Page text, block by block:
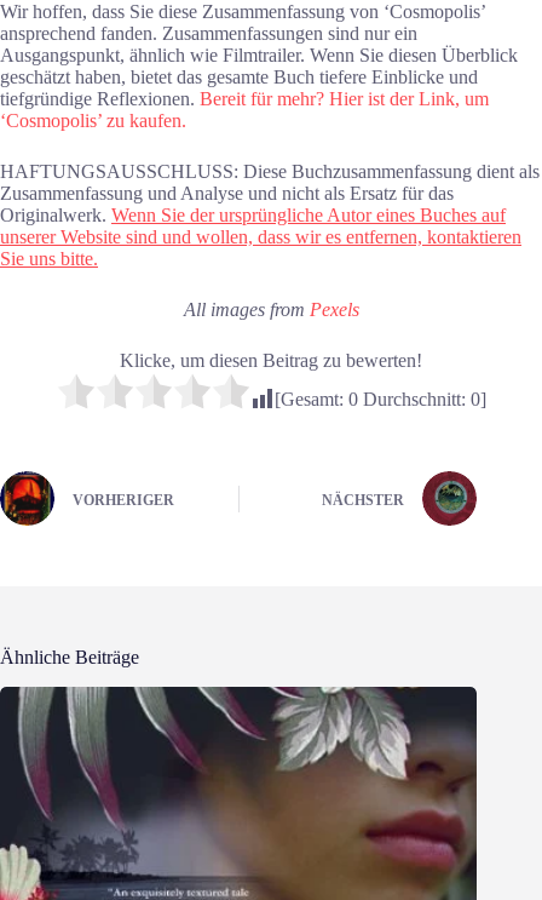
Wir hoffen, dass Sie diese Zusammenfassung von ‘Cosmopolis’
ansprechend fanden. Zusammenfassungen sind nur ein
Ausgangspunkt, ähnlich wie Filmtrailer. Wenn Sie diesen Überblick
geschätzt haben, bietet das gesamte Buch tiefere Einblicke und
tiefgründige Reflexionen. Bereit für mehr? Hier ist der Link, um
‘Cosmopolis’ zu kaufen.
HAFTUNGSAUSSCHLUSS: Diese Buchzusammenfassung dient als
Zusammenfassung und Analyse und nicht als Ersatz für das
Originalwerk. Wenn Sie der ursprüngliche Autor eines Buches auf
unserer Website sind und wollen, dass wir es entfernen, kontaktieren
Sie uns bitte.
All images from Pexels
Klicke, um diesen Beitrag zu bewerten!
[Gesamt: 0Durchschnitt: 0]
VORHERIGER NÄCHSTER
Ähnliche Beiträge